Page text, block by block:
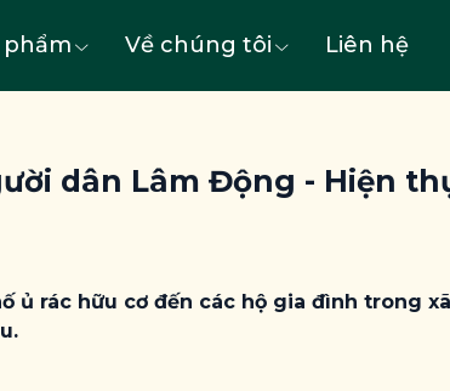
phẩm Về chúng tôi Liên hệ
dân Lâm Động - Hiện
ủ rác hữu cơ đến các hộ gia đình trong